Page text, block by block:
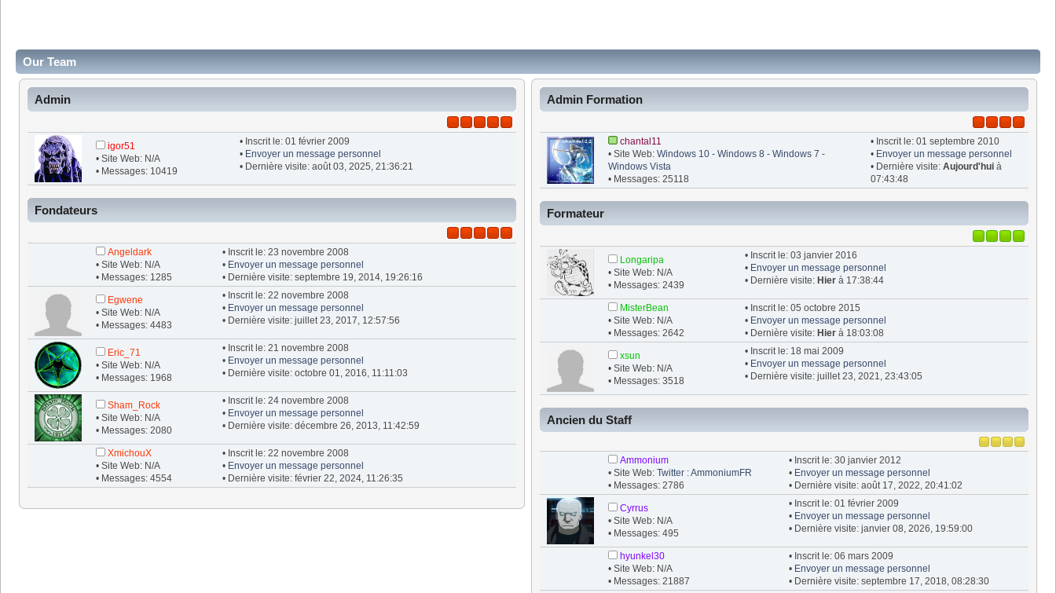
Our Team
Admin
igor51
• Site Web: N/A
• Messages: 10419
• Inscrit le: 01 février 2009
• Envoyer un message personnel
• Dernière visite: août 03, 2025, 21:36:21
Fondateurs
Angeldark
• Site Web: N/A
• Messages: 1285
• Inscrit le: 23 novembre 2008
• Envoyer un message personnel
• Dernière visite: septembre 19, 2014, 19:26:16
Egwene
• Site Web: N/A
• Messages: 4483
• Inscrit le: 22 novembre 2008
• Envoyer un message personnel
• Dernière visite: juillet 23, 2017, 12:57:56
Eric_71
• Site Web: N/A
• Messages: 1968
• Inscrit le: 21 novembre 2008
• Envoyer un message personnel
• Dernière visite: octobre 01, 2016, 11:11:03
Sham_Rock
• Site Web: N/A
• Messages: 2080
• Inscrit le: 24 novembre 2008
• Envoyer un message personnel
• Dernière visite: décembre 26, 2013, 11:42:59
XmichouX
• Site Web: N/A
• Messages: 4554
• Inscrit le: 22 novembre 2008
• Envoyer un message personnel
• Dernière visite: février 22, 2024, 11:26:35
Admin Formation
chantal11
• Site Web: Windows 10 - Windows 8 - Windows 7 -
Windows Vista
• Messages: 25118
• Inscrit le: 01 septembre 2010
• Envoyer un message personnel
• Dernière visite: Aujourd'huià
07:43:48
Formateur
Longaripa
• Site Web: N/A
• Messages: 2439
• Inscrit le: 03 janvier 2016
• Envoyer un message personnel
• Dernière visite: Hierà 17:38:44
MisterBean
• Site Web: N/A
• Messages: 2642
• Inscrit le: 05 octobre 2015
• Envoyer un message personnel
• Dernière visite: Hierà 18:03:08
xsun
• Site Web: N/A
• Messages: 3518
• Inscrit le: 18 mai 2009
• Envoyer un message personnel
• Dernière visite: juillet 23, 2021, 23:43:05
Ancien du Staff
Ammonium
• Site Web: Twitter : AmmoniumFR
• Messages: 2786
• Inscrit le: 30 janvier 2012
• Envoyer un message personnel
• Dernière visite: août 17, 2022, 20:41:02
Cyrrus
• Site Web: N/A
• Messages: 495
• Inscrit le: 01 février 2009
• Envoyer un message personnel
• Dernière visite: janvier 08, 2026, 19:59:00
hyunkel30
• Site Web: N/A
• Messages: 21887
• Inscrit le: 06 mars 2009
• Envoyer un message personnel
• Dernière visite: septembre 17, 2018, 08:28:30